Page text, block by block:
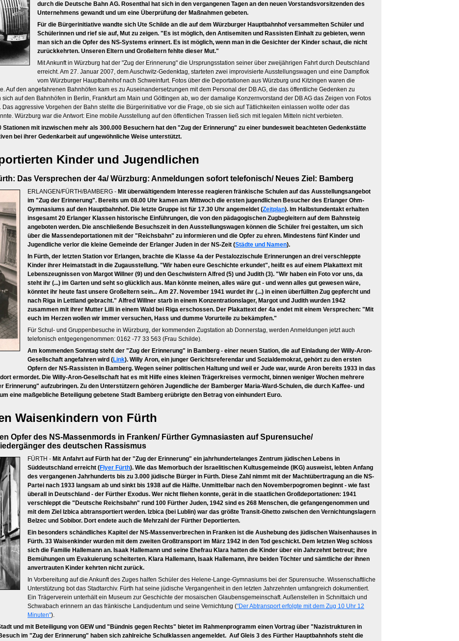
durch die Deutsche Bahn AG. Rosenthal hat sich in den vergangenen Tagen an den neuen Vorstandsvorsitzenden des
Unternehmens gewandt und um eine Überprüfung der Maßnahmen gebeten.
Für die Bürgerinitiative wandte sich Ute Schilde an die auf dem Würzburger Hauptbahnhof versammelten Schüler und
Schülerinnen und rief sie auf, Mut zu zeigen. "Es ist möglich, den Antisemiten und Rassisten Einhalt zu gebieten, wenn
man sich an die Opfer des NS-Systems erinnert. Es ist möglich, wenn man in die Gesichter der Kinder schaut, die nicht
zurückkehrten. Unseren Eltern und Großeltern fehlte dieser Mut."
Mit Ankunft in Würzburg hat der "Zug der Erinnerung" die Ursprungsstation seiner über zweijährigen Fahrt durch Deutschland
erreicht. Am 27. Januar 2007, dem Auschwitz-Gedenktag, starteten zwei improvisierte Ausstellungswagen und eine Dampflok
vom Würzburger Hauptbahnhof nach Schweinfurt. Fotos über die Deportationen aus Würzburg und Kitzingen waren die
Auf den angefahrenen Bahnhöfen kam es zu Auseinandersetzungen mit dem Personal der DB AG, die das öffentliche Gedenken zu
auf den Bahnhöfen in Berlin, Frankfurt am Main und Göttingen ab, wo der damalige Konzernvorstand der DB AG das Zeigen von Fotos
aggressive Vorgehen der Bahn stellte die Bürgerinitiative vor die Frage, ob sie sich auf Tätlichkeiten einlassen wollte oder das
Würzburg war die Antwort: Eine mobile Ausstellung auf den öffentlichen Trassen ließ sich mit legalen Mitteln nicht verbieten.
Stationen mit inzwischen mehr als 300.000 Besuchern hat den "Zug der Erinnerung" zu einer bundesweit beachteten Gedenkstätte
bei ihrer Gedenkarbeit auf ungewöhnliche Weise unterstützt.
Kinder und Jugendlichen
Das Versprechen der 4a/ Würzburg: Anmeldungen sofort telefonisch/ Neues Ziel: Bamberg
ERLANGEN/FÜRTH/BAMBERG - Mit überwältigendem Interesse reagieren fränkische Schulen auf das Ausstellungsangebot
im "Zug der Erinnerung". Bereits um 08.00 Uhr kamen am Mittwoch die ersten jugendlichen Besucher des Erlanger Ohm-
Gymnasiums auf den Hauptbahnhof. Die letzte Gruppe ist für 17.30 Uhr angemeldet (Zeitplan). Im Halbstundentakt erhalten
insgesamt 20 Erlanger Klassen historische Einführungen, die von den pädagogischen Zugbegleitern auf dem Bahnsteig
angeboten werden. Die anschließende Besuchszeit in den Ausstellungswagen können die Schüler frei gestalten, um sich
über die Massendeportationen mit der "Reichsbahn" zu informieren und die Opfer zu ehren. Mindestens fünf Kinder und
Jugendliche verlor die kleine Gemeinde der Erlanger Juden in der NS-Zeit (Städte und Namen).
In Fürth, der letzten Station vor Erlangen, brachte die Klasse 4a der Pestalozzischule Erinnerungen an drei verschleppte
Kinder ihrer Heimatstadt in die Zugausstellung. "Wir haben eure Geschichte erkundet", heißt es auf einem Plakattext mit
Lebenszeugnissen von Margot Willner (9) und den Geschwistern Alfred (5) und Judith (3). "Wir haben ein Foto vor uns, da
steht ihr (...) im Garten und seht so glücklich aus. Man könnte meinen, alles wäre gut - und wenn alles gut gewesen wäre,
könntet ihr heute fast unsere Großeltern sein... Am 27. November 1941 wurdet ihr (...) in einen überfüllten Zug gepfercht und
nach Riga in Lettland gebracht." Alfred Willner starb in einem Konzentrationslager, Margot und Judith wurden 1942
zusammen mit ihrer Mutter Lilli in einem Wald bei Riga erschossen. Der Plakattext der 4a endet mit einem Versprechen: "Mit
euch im Herzen wollen wir immer versuchen, Hass und dumme Vorurteile zu bekämpfen."
Für Schul- und Gruppenbesuche in Würzburg, der kommenden Zugstation ab Donnerstag, werden Anmeldungen jetzt auch
telefonisch entgegengenommen: 0162 -77 33 563 (Frau Schilde).
Am kommenden Sonntag steht der "Zug der Erinnerung" in Bamberg - einer neuen Station, die auf Einladung der Willy-Aron-
Gesellschaft angefahren wird (Link). Willy Aron, ein junger Gerichtsreferendar und Sozialdemokrat, gehört zu den ersten
Opfern der NS-Rassisten in Bamberg. Wegen seiner politischen Haltung und weil er Jude war, wurde Aron bereits 1933 in das
ermordet. Die Willy-Aron-Gesellschaft hat es mit Hilfe eines kleinen Trägerkreises vermocht, binnen weniger Wochen mehrere
Erinnerung" aufzubringen. Zu den Unterstützern gehören Jugendliche der Bamberger Maria-Ward-Schulen, die durch Kaffee- und
eine maßgebliche Beteiligung gebetene Stadt Bamberg erübrigte den Betrag von einhundert Euro.
Waisenkindern von Fürth
Opfer des NS-Massenmords in Franken/ Fürther Gymnasiasten auf Spurensuche/
des deutschen Rassismus
FÜRTH - Mit Anfahrt auf Fürth hat der "Zug der Erinnerung" ein jahrhundertelanges Zentrum jüdischen Lebens in
Süddeutschland erreicht (Flyer Fürth). Wie das Memorbuch der Israelitischen Kultusgemeinde (IKG) ausweist, lebten Anfang
des vergangenen Jahrhunderts bis zu 3.000 jüdische Bürger in Fürth. Diese Zahl nimmt mit der Machtübertragung an die NS-
Partei nach 1933 langsam ab und sinkt bis 1938 auf die Hälfte. Unmittelbar nach den Novemberpogromen beginnt - wie fast
überall in Deutschland - der Fürther Exodus. Wer nicht fliehen konnte, gerät in die staatlichen Großdeportationen: 1941
verschleppt die "Deutsche Reichsbahn" rund 100 Fürther Juden, 1942 sind es 268 Menschen, die gefangengenommen und
mit dem Ziel Izbica abtransportiert werden. Izbica (bei Lublin) war das größte Transit-Ghetto zwischen den Vernichtungslagern
Belzec und Sobibor. Dort endete auch die Mehrzahl der Fürther Deportierten.
Ein besonders schändliches Kapitel der NS-Massenverbrechen in Franken ist die Aushebung des jüdischen Waisenhauses in
Fürth. 33 Waisenkinder wurden mit dem zweiten Großtransport im März 1942 in den Tod geschickt. Dem letzten Weg schloss
sich die Familie Hallemann an. Isaak Hallemann und seine Ehefrau Klara hatten die Kinder über ein Jahrzehnt betreut; ihre
Bemühungen um Evakuierung scheiterten. Klara Hallemann, Isaak Hallemann, ihre beiden Töchter und sämtliche der ihnen
anvertrauten Kinder kehrten nicht zurück.
In Vorbereitung auf die Ankunft des Zuges halfen Schüler des Helene-Lange-Gymnasiums bei der Spurensuche. Wissenschaftliche
Unterstützung bot das Stadtarchiv. Fürth hat seine jüdische Vergangenheit in den letzten Jahrzehnten umfangreich dokumentiert.
Ein Trägerverein unterhält ein Museum zur Geschichte der mosaischen Glaubensgemeinschaft. Außenstellen in Schnittaich und
Schwabach erinnern an das fränkische Landjudentum und seine Vernichtung ("Der Abtransport erfolgte mit dem Zug 10 Uhr 12
Minuten").
und mit Beteiligung von GEW und "Bündnis gegen Rechts" bietet im Rahmenprogramm einen Vortrag über "Nazistrukturen in
im "Zug der Erinnerung" haben sich zahlreiche Schulklassen angemeldet. Auf Gleis 3 des Fürther Hauptbahnhofs steht die